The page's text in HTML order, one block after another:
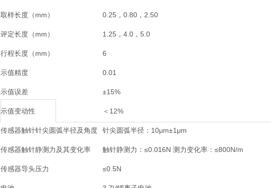
取样长度（mm） 0.25，0.80，2.50
评定长度（mm） 1.25，4.0，5.0
行程长度（mm） 6
示值精度 0.01
示值误差 ±15%
示值变动性 ＜12%
传感器触针针尖圆弧半径及角度 针尖圆弧半径：10μm±1μm
传感器触针静测力及其变化率 触针静测力：≤0.016N 测力变化率：≤800N/m
传感器导头压力 ≤0.5N